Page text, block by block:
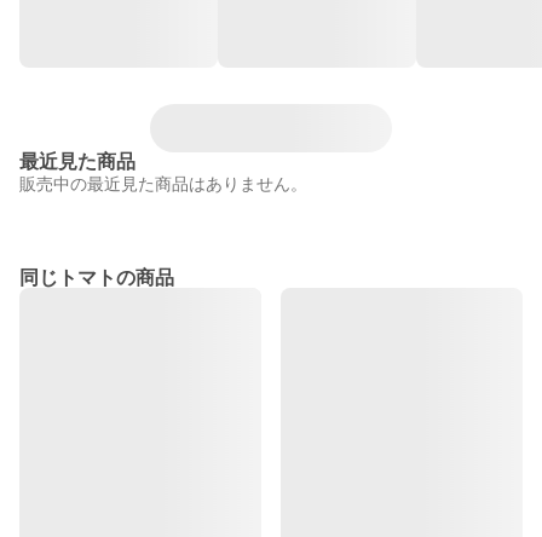
最近見た商品
販売中の最近見た商品はありません。
同じトマトの商品